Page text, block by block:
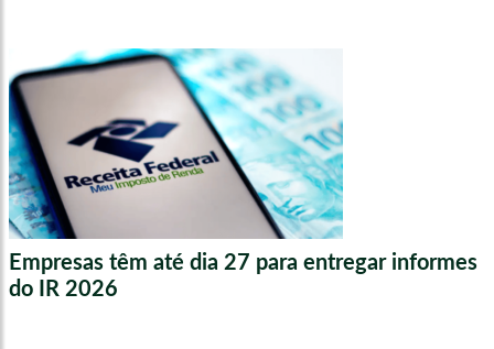
Empresas têm até dia 27 para entregar informes
do IR 2026